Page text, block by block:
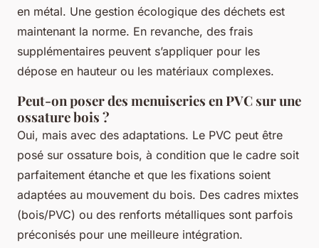
en métal. Une gestion écologique des déchets est
maintenant la norme. En revanche, des frais
supplémentaires peuvent s’appliquer pour les
dépose en hauteur ou les matériaux complexes.
Peut-on poser des menuiseries en PVC sur une
ossature bois ?
Oui, mais avec des adaptations. Le PVC peut être
posé sur ossature bois, à condition que le cadre soit
parfaitement étanche et que les fixations soient
adaptées au mouvement du bois. Des cadres mixtes
(bois/PVC) ou des renforts métalliques sont parfois
préconisés pour une meilleure intégration.